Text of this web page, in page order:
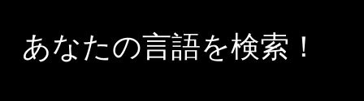
あなたの言語を検索！